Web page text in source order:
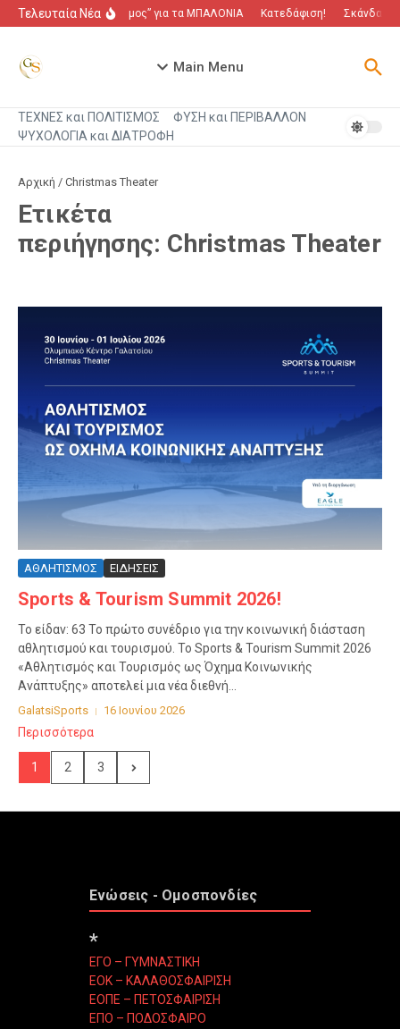
Μετάβαση στο περιεχόμενο
Τελευταία Νέα“Πόλεμος” για τα ΜΠΑΛΟΝΙΑ Κατεδάφιση! Σκάνδαλο
Main Menu
ΤΕΧΝΕΣ και ΠΟΛΙΤΙΣΜΟΣ
ΦΥΣΗ και ΠΕΡΙΒΑΛΛΟΝ
ΨΥΧΟΛΟΓΙΑ και ΔΙΑΤΡΟΦΗ
Αρχική / Christmas Theater
Ετικέτα
περιήγησης: Christmas Theater
ΑΘΛΗΤΙΣΜΟΣ ΕΙΔΗΣΕΙΣ
Sports & Tourism Summit 2026!
Το είδαν: 63 Το πρώτο συνέδριο για την κοινωνική διάσταση
αθλητισμού και τουρισμού. Το Sports & Tourism Summit 2026
«Αθλητισμός και Τουρισμός ως Όχημα Κοινωνικής
Ανάπτυξης» αποτελεί μια νέα διεθνή...
GalatsiSports 16 Ιουνίου 2026
Περισσότερα
1 2 3
Ενώσεις - Ομοσπονδίες
*
ΕΓΟ – ΓΥΜΝΑΣΤΙΚΗ
ΕΟΚ – ΚΑΛΑΘΟΣΦΑΙΡΙΣΗ
ΕΟΠΕ – ΠΕΤΟΣΦΑΙΡΙΣΗ
ΕΠΟ – ΠΟΔΟΣΦΑΙΡΟ